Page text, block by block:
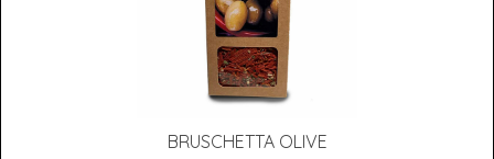
BRUSCHET­TA OLIVE